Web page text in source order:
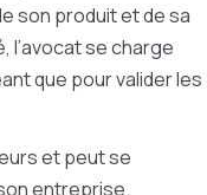
son produit et de sa
l’avocat se charge
que pour valider les
et peut se
entreprise.